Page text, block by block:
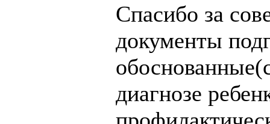
Спасибо за
документы
диагнозе